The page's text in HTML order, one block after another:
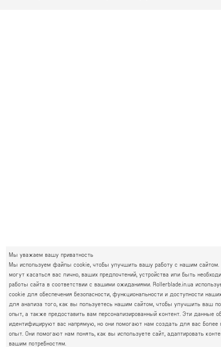
Мы уважаем вашу приватность
Мы используем файлы cookie, чтобы улучшить вашу работу с нашим сайтом.
могут касаться вас лично, ваших предпочтений, устройства или быть
работы сайта в соответствии с вашими ожиданиями. Rollerblade.in.ua
cookie для обеспечения безопасности, функциональности и доступности
для анализа того, как вы пользуетесь нашим сайтом, чтобы улучшить ваш
опыт, а также предоставить вам персонализированный контент. Эти данные
идентифицируют вас напрямую, но они помогают нам создать для вас более
опыт. Они помогают нам понять, как вы используете сайт, адаптировать
вашим потребностям.